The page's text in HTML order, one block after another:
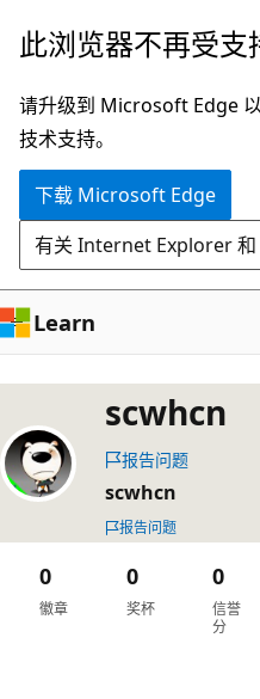
跳
主
要
内
此浏览器不再受支
请升级到 Microsoft Edge
技术支持。
下载 Microsoft Edge
有关 Internet Explorer
Learn
scwhcn
报告问题
scwhcn
报告问题
徽章
0
奖杯
0
信誉
分
0